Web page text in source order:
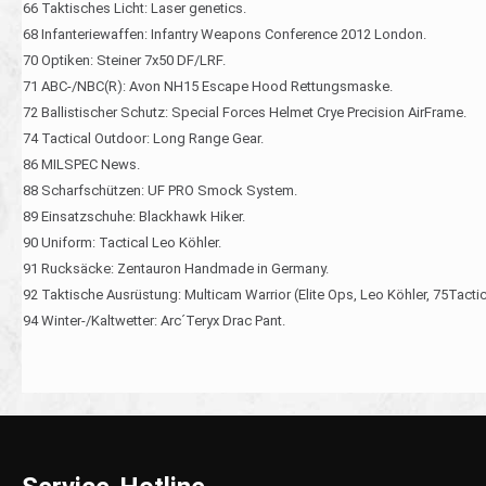
66 Taktisches Licht: Laser genetics.
68 Infanteriewaffen: Infantry Weapons Conference 2012 London.
70 Optiken: Steiner 7x50 DF/LRF.
71 ABC-/NBC(R): Avon NH15 Escape Hood Rettungsmaske.
72 Ballistischer Schutz: Special Forces Helmet Crye Precision AirFrame.
74 Tactical Outdoor: Long Range Gear.
86 MILSPEC News.
88 Scharfschützen: UF PRO Smock System.
89 Einsatzschuhe: Blackhawk Hiker.
90 Uniform: Tactical Leo Köhler.
91 Rucksäcke: Zentauron Handmade in Germany.
92 Taktische Ausrüstung: Multicam Warrior (Elite Ops, Leo Köhler,
94 Winter-/Kaltwetter: Arc´Teryx Drac Pant.